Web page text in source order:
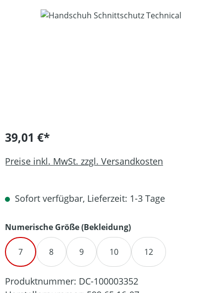
Bildergalerie überspringen
39,01 €*
Preise inkl. MwSt. zzgl. Versandkosten
Sofort verfügbar, Lieferzeit: 1-3 Tage
Numerische Größe (Bekleidung)auswählen
7 8 9 10 12
Produktnummer: DC-100003352